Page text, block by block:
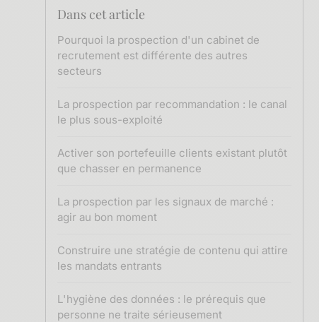
Dans cet article
Pourquoi la prospection d'un cabinet de
recrutement est différente des autres
secteurs
La prospection par recommandation : le canal
le plus sous-exploité
Activer son portefeuille clients existant plutôt
que chasser en permanence
La prospection par les signaux de marché :
agir au bon moment
Construire une stratégie de contenu qui attire
les mandats entrants
L'hygiène des données : le prérequis que
personne ne traite sérieusement